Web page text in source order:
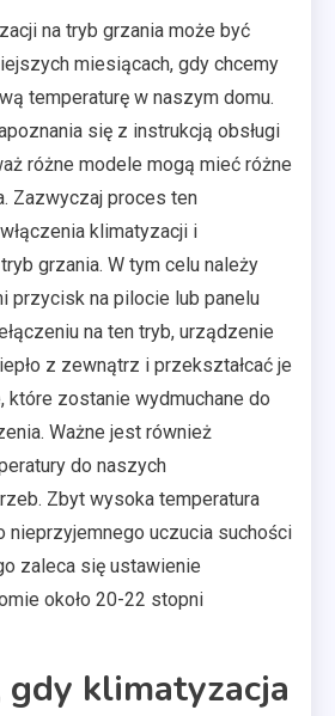
na tryb grzania może być
miesiącach, gdy chcemy
temperaturę w naszym domu.
się z instrukcją obsługi
różne modele mogą mieć różne
Zazwyczaj proces ten
klimatyzacji i
grzania. W tym celu należy
przycisk na pilocie lub panelu
na ten tryb, urządzenie
z zewnątrz i przekształcać je
które zostanie wydmuchane do
Ważne jest również
do naszych
Zbyt wysoka temperatura
nieprzyjemnego uczucia suchości
zaleca się ustawienie
około 20-22 stopni
gdy klimatyzacja